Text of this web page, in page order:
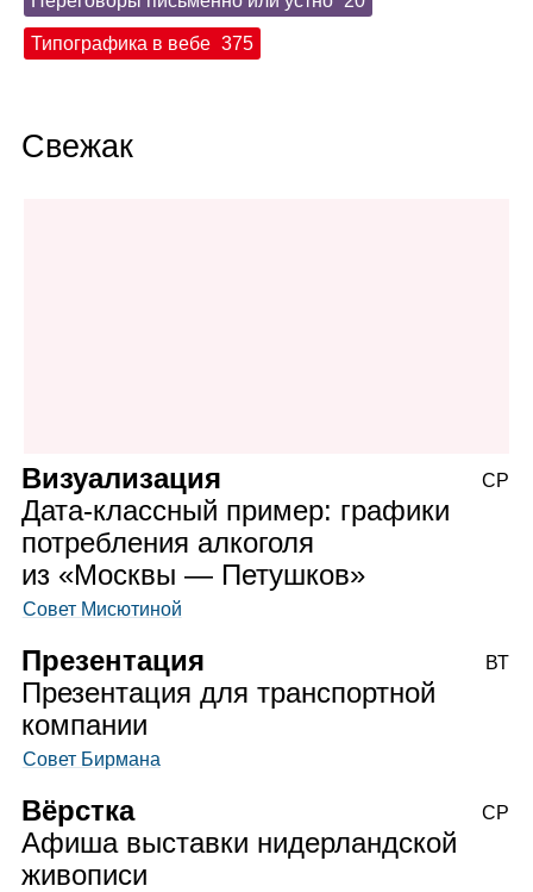
Типографика в вебе 375
Свежак
Визуализация
Дата‑классный пример: графики
потребления алкоголя
из «Москвы — Петушков»
Совет Мисютиной
СР
Презентация
Презентация для транспортной
компании
Совет Бирмана
ВТ
Вёрстка
Афиша выставки нидерландской
живописи
СР